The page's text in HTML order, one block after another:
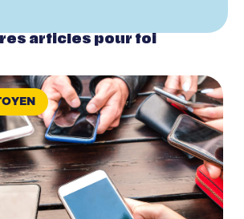
articles pour toi